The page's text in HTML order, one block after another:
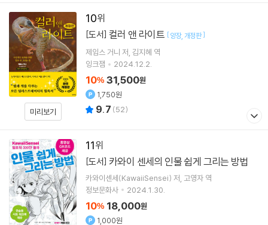
10
미리보기
[도서] 컬러 앤 라이트 [양장 개정판]
제임스 거니 저 김지혜 역
잉크잼
2024.12.2.
10% 31,500원
1,750원
9.7 (52)
11
[도서] 카와이 센세의 인물 쉽게 그리는 방법
카와이센세(KawaiiSensei) 저 고영자 역
정보문화사
2024.1.30.
10% 18,000원
1,000원